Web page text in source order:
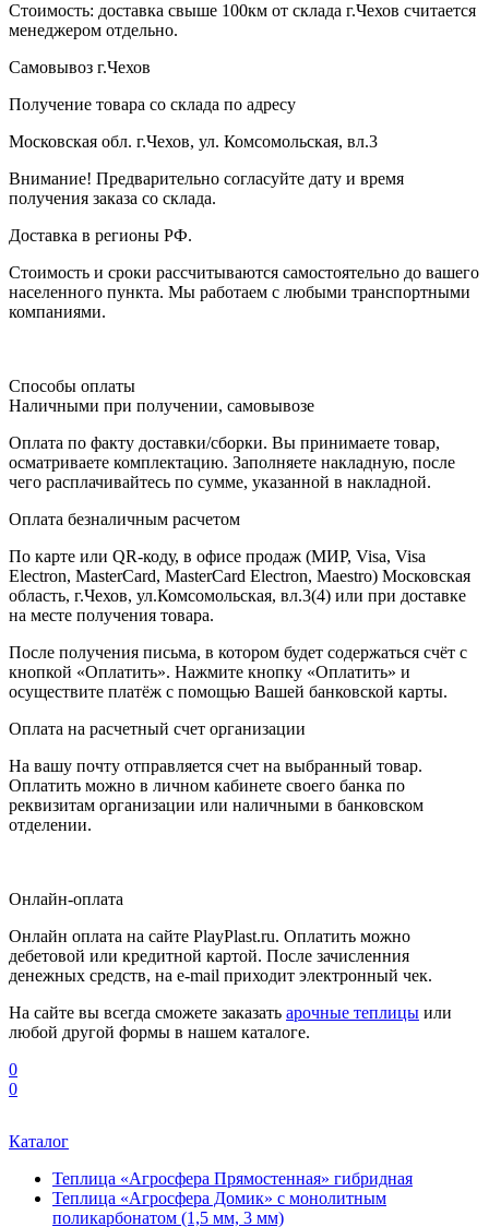
Стоимость: доставка свыше 100км от склада г.Чехов считается
менеджером отдельно.
Самовывоз г.Чехов
Получение товара со склада по адресу
Московская обл. г.Чехов, ул. Комсомольская, вл.3
Внимание! Предварительно согласуйте дату и время
получения заказа со склада.
Доставка в регионы РФ.
Стоимость и сроки рассчитываются самостоятельно до вашего
населенного пункта. Мы работаем с любыми транспортными
компаниями.
Способы оплаты
Наличными при получении, самовывозе
Оплата по факту доставки/сборки. Вы принимаете товар,
осматриваете комплектацию. Заполняете накладную, после
чего расплачивайтесь по сумме, указанной в накладной.
Оплата безналичным расчетом
По карте или QR-коду, в офисе продаж (МИР, Visa, Visa
Electron, MasterCard, MasterCard Electron, Maestro) Московская
область, г.Чехов, ул.Комсомольская, вл.3(4) или при доставке
на месте получения товара.
После получения письма, в котором будет содержаться счёт с
кнопкой «Оплатить». Нажмите кнопку «Оплатить» и
осуществите платёж с помощью Вашей банковской карты.
Оплата на расчетный счет организации
На вашу почту отправляется счет на выбранный товар.
Оплатить можно в личном кабинете своего банка по
реквизитам организации или наличными в банковском
отделении.
Онлайн-оплата
Онлайн оплата на сайте PlayPlast.ru. Оплатить можно
дебетовой или кредитной картой. После зачисленния
денежных средств, на e-mail приходит электронный чек.
На сайте вы всегда сможете заказать арочные теплицы или
любой другой формы в нашем каталоге.
0
0
Каталог
Теплица «Агросфера Прямостенная» гибридная
Теплица «Агросфера Домик» с монолитным
поликарбонатом (1,5 мм, 3 мм)